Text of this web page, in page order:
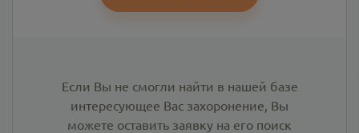
Если Вы не смогли найти в нашей базе
интересующее Вас захоронение, Вы
можете оставить заявку на его поиск